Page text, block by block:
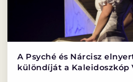
A Psyché és Nárcisz
különdíját a Kaleidoszkóp